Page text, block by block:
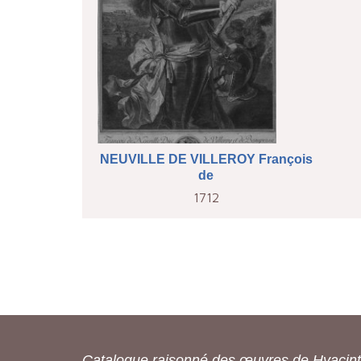
NEUVILLE DE VILLEROY François
de
1712